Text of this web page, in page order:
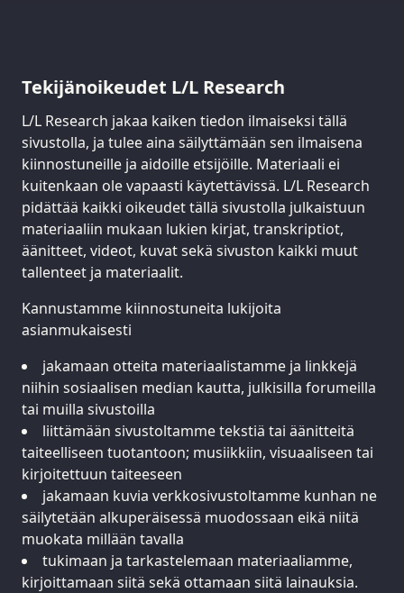
Tekijänoikeudet L/L Research
L/L Research jakaa kaiken tiedon ilmaiseksi tällä
sivustolla, ja tulee aina säilyttämään sen ilmaisena
kiinnostuneille ja aidoille etsijöille. Materiaali ei
kuitenkaan ole vapaasti käytettävissä. L/L Research
pidättää kaikki oikeudet tällä sivustolla julkaistuun
materiaaliin mukaan lukien kirjat, transkriptiot,
äänitteet, videot, kuvat sekä sivuston kaikki muut
tallenteet ja materiaalit.
Kannustamme kiinnostuneita lukijoita
asianmukaisesti
jakamaan otteita materiaalistamme ja linkkejä
niihin sosiaalisen median kautta, julkisilla forumeilla
tai muilla sivustoilla
liittämään sivustoltamme tekstiä tai äänitteitä
taiteelliseen tuotantoon; musiikkiin, visuaaliseen tai
kirjoitettuun taiteeseen
jakamaan kuvia verkkosivustoltamme kunhan ne
säilytetään alkuperäisessä muodossaan eikä niitä
muokata millään tavalla
tukimaan ja tarkastelemaan materiaaliamme,
kirjoittamaan siitä sekä ottamaan siitä lainauksia.